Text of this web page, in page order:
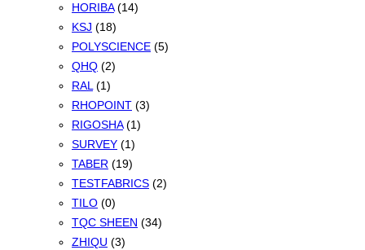
HORIBA (14)
KSJ (18)
POLYSCIENCE (5)
QHQ (2)
RAL (1)
RHOPOINT (3)
RIGOSHA (1)
SURVEY (1)
TABER (19)
TESTFABRICS (2)
TILO (0)
TQC SHEEN (34)
ZHIQU (3)